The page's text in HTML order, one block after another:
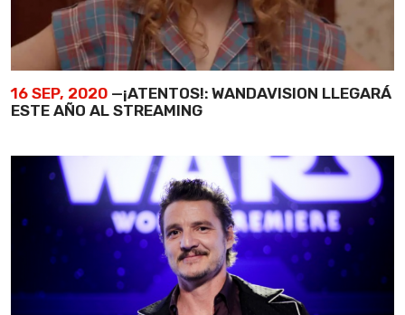
16 SEP, 2020 —¡ATENTOS!: WANDAVISION LLEGARÁ
ESTE AÑO AL STREAMING